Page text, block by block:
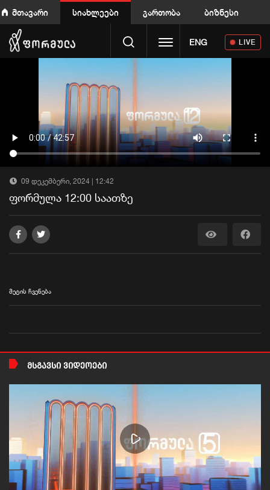
მთავარი სიახლეები გართობა ბიზნესი
Toggle navigation
ENG LIVE
09 დეკემბერი, 2024 | 12:42
ფორმულა 12:00 საათზე
მეტის ჩვენება
ᲛᲡᲒᲐᲕᲡᲘ ᲕᲘᲓᲔᲝᲔᲑᲘ